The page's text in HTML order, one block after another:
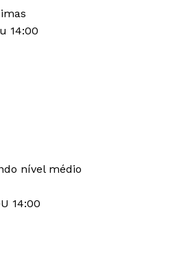
14:00
nível médio
14:00